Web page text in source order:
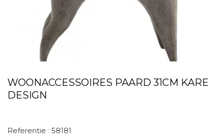
WOONACCESSOIRES PAARD 31CM KARE
DESIGN
Referentie : 58181